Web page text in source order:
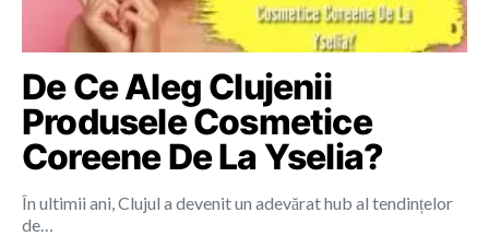
De Ce Aleg Clujenii
Produsele Cosmetice
Coreene De La Yselia?
În ultimii ani, Clujul a devenit un adevărat hub al tendințelor
de…